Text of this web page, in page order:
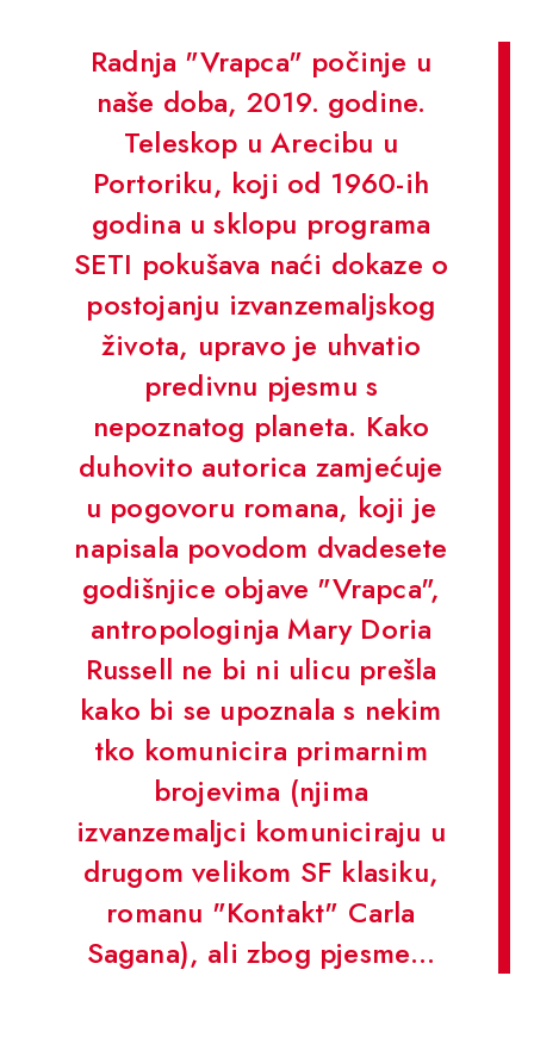
Radnja "Vrapca" počinje u
naše doba, 2019. godine.
Teleskop u Arecibu u
Portoriku, koji od 1960-ih
godina u sklopu programa
SETI pokušava naći dokaze o
postojanju izvanzemaljskog
života, upravo je uhvatio
predivnu pjesmu s
nepoznatog planeta. Kako
duhovito autorica zamjećuje
u pogovoru romana, koji je
napisala povodom dvadesete
godišnjice objave "Vrapca",
antropologinja Mary Doria
Russell ne bi ni ulicu prešla
kako bi se upoznala s nekim
tko komunicira primarnim
brojevima (njima
izvanzemaljci komuniciraju u
drugom velikom SF klasiku,
romanu "Kontakt" Carla
Sagana), ali zbog pjesme…